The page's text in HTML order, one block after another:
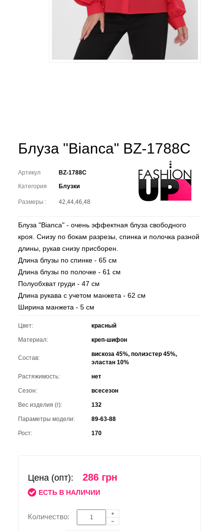
Блуза "Bianca" BZ-1788C
Артикул
BZ-1788C
Категория
Блузки
Размеры : 42,44,46,48
Блуза "Bianca" - очень эффектная блуза свободного
кроя. Снизу по бокам разрезы, спинка и полочка разной
длины, рукав снизу присборен.
Длина блузы по спинке - 65 см
Длина блузы по полочке - 61 см
Полуобхват груди - 47 см
Длина рукава с учетом манжета - 62 см
Ширина манжета - 5 см
Цвет: красный
Материал: креп-шифон
Состав:
вискоза 45%, полиэстер 45%,
эластан 10%
Растяжимость: нет
Сезон: всесезон
Вес изделия (г): 132
Параметры модели: 89-63-88
Рост: 170
Цена (опт): 286 грн
ЕСТЬ В НАЛИЧИИ
Количество: